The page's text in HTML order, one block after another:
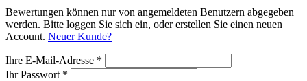
Bewertungen können nur von angemeldeten Benutzern abgegeben
werden. Bitte loggen Sie sich ein, oder erstellen Sie einen neuen
Account. Neuer Kunde?
Ihre E-Mail-Adresse *
Ihr Passwort *